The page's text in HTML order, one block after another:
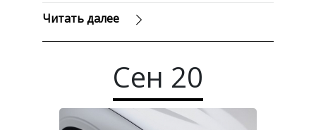
Читать далее
Сен 20